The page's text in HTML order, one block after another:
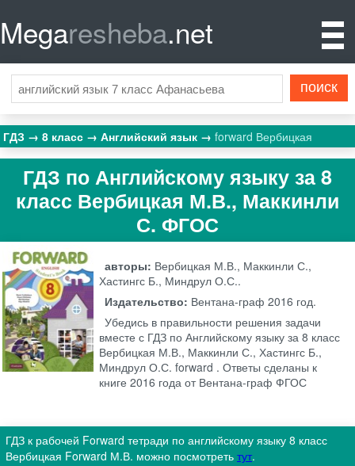
Megaresheba.net
ГДЗ 8 класс Английский язык forward Вербицкая
ГДЗ по Английскому языку за 8
класс Вербицкая М.В., Маккинли
С. ФГОС
авторы: Вербицкая М.В., Маккинли С.,
Хастингс Б., Миндрул О.С..
Издательство: Вентана-граф 2016 год.
Убедись в правильности решения задачи
вместе с ГДЗ по Английскому языку за 8 класс
Вербицкая М.В., Маккинли С., Хастингс Б.,
Миндрул О.С. forward . Ответы сделаны к
книге 2016 года от Вентана-граф ФГОС
ГДЗ к рабочей Forward тетради по английскому языку 8 класс
Вербицкая Forward М.В. можно посмотреть тут.